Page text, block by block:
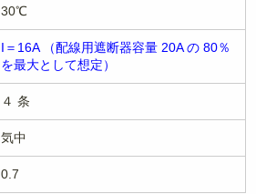
30℃
I＝16A （配線用遮断器容量 20A の 80％
を最大として想定）
４ 条
気中
0.7